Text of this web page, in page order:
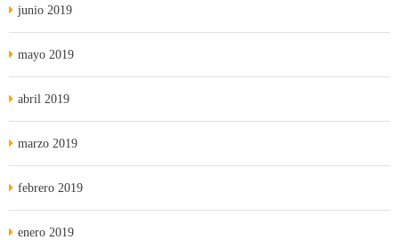
junio 2019
mayo 2019
abril 2019
marzo 2019
febrero 2019
enero 2019